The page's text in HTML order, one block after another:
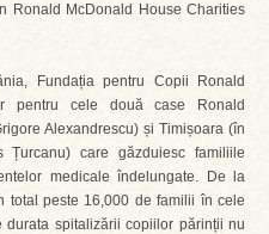
Ronald McDonald House Charities
Fundația pentru Copii Ronald
pentru cele două case Ronald
Alexandrescu) și Timișoara (în
care găzduiesc familiile
medicale îndelungate. De la
total peste 16,000 de familii în cele
durata spitalizării copiilor părinții nu